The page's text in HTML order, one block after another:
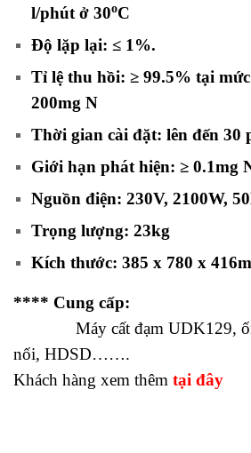
l/phút ở 30oC
Độ lặp lại: ≤ 1%.
Tỉ lệ thu hồi: ≥ 99.5% tại
200mg N
Thời gian cài đặt: lên đến 30
Giới hạn phát hiện: ≥ 0.1mg
Nguồn điện: 230V, 2100W,
Trọng lượng: 23kg
Kích thước: 385 x 780 x
**** Cung cấp:
Máy cất đạm UDK129,
nối, HDSD…….
Khách hàng xem thêm tại đây